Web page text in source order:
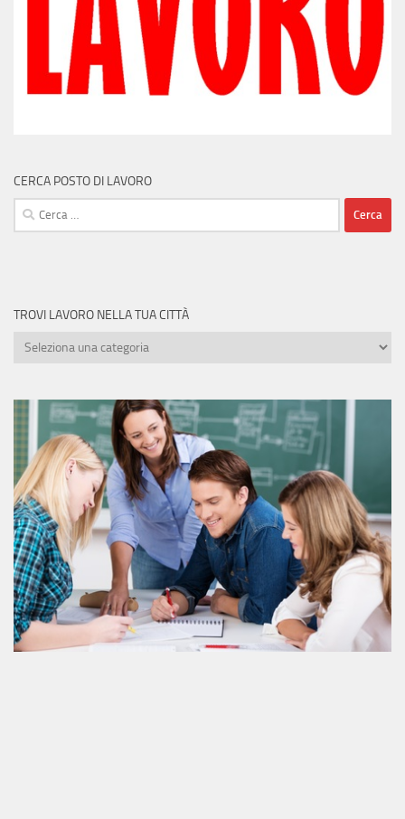
CERCA POSTO DI LAVORO
Ricerca
per:
TROVI LAVORO NELLA TUA CITTÀ
Trovi
tua
città